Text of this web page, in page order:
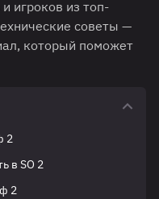
игроков из топ-
советы —
который поможет
2
в SO 2
2